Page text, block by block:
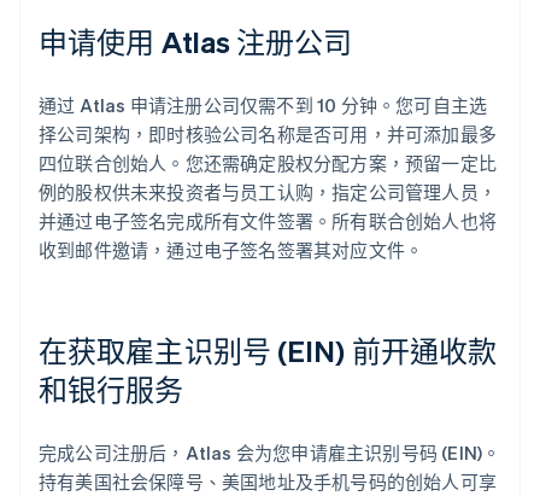
申请使用 Atlas 注册公司
通过 Atlas 申请注册公司仅需不到 10 分钟。您可自主选
择公司架构，即时核验公司名称是否可用，并可添加最多
四位联合创始人。您还需确定股权分配方案，预留一定比
例的股权供未来投资者与员工认购，指定公司管理人员，
并通过电子签名完成所有文件签署。所有联合创始人也将
收到邮件邀请，通过电子签名签署其对应文件。
在获取雇主识别号 (EIN) 前开通收款
和银行服务
完成公司注册后，Atlas 会为您申请雇主识别号码 (EIN)。
持有美国社会保障号、美国地址及手机号码的创始人可享